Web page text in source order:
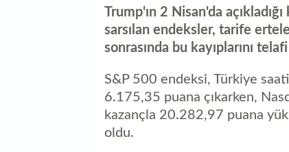
Trump'ın 2 Nisan'da
sarsılan endeksler, tarife
sonrasında bu kayıplarını
S&P 500 endeksi, Türkiye
6.175,35 puana çıkarken,
kazançla 20.282,97 puana
oldu.